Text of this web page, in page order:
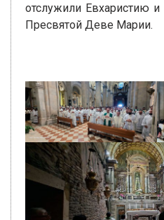
отслужили Евхаристию
Пресвятой Деве Марии.